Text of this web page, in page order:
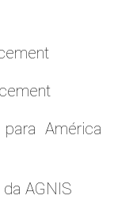
América
AGNIS